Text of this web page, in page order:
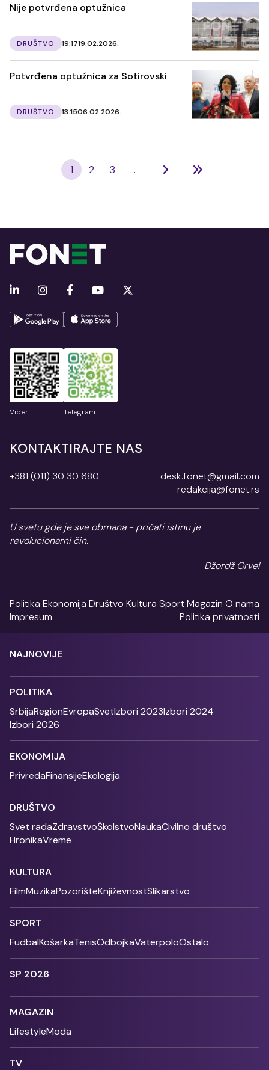
Nije potvrđena optužnica
DRUŠTVO 19:1719.02.2026.
Potvrđena optužnica za Sotirovski
DRUŠTVO 13:1506.02.2026.
1 2 3 ...
Viber Telegram
KONTAKTIRAJTE NAS
+381 (011) 30 30 680
desk.fonet@gmail.com
redakcija@fonet.rs
U svetu gde je sve obmana - pričati istinu je
revolucionarni čin.
Džordž Orvel
Politika Ekonomija Društvo Kultura SportMagazin O nama
Impresum
Politika privatnosti
NAJNOVIJE
POLITIKA
SrbijaRegionEvropaSvetIzbori 2023Izbori 2024
Izbori 2026
EKONOMIJA
PrivredaFinansijeEkologija
DRUŠTVO
Svet radaZdravstvoŠkolstvoNaukaCivilno društvo
HronikaVreme
KULTURA
FilmMuzikaPozorišteKnjiževnostSlikarstvo
SPORT
FudbalKošarkaTenisOdbojkaVaterpoloOstalo
SP 2026
MAGAZIN
LifestyleModa
TV